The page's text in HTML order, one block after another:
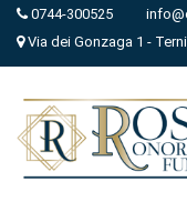
0744-300525
Via dei Gonzaga 1 - Terni